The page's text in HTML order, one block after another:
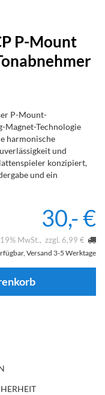
P-Mount
P-Mount-
Magnet-Technologie
harmonische
und
konzipiert,
und ein
30,- €
MwSt. zzgl. 6,99 €
Versand 3-5 Werktage